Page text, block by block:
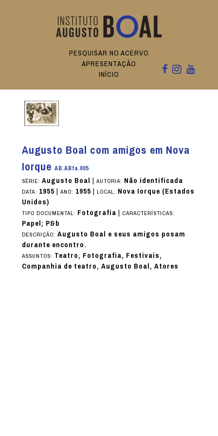
PESQUISAR NO ACERVO
APRESENTAÇÃO
INÍCIO
Augusto Boal com amigos em Nova
Iorque AB.ABfa.005
SÉRIE: Augusto Boal | AUTORIA: Não identificada
DATA: 1955| ANO: 1955| LOCAL: Nova Iorque (Estados
Unidos)
TIPO DOCUMENTAL: Fotografia| CARACTERÍSTICAS:
Papel; P&b
DESCRIÇÃO: Augusto Boal e seus amigos posam
durante encontro.
ASSUNTOS: Teatro, Fotografia, Festivais,
Companhia de teatro, Augusto Boal, Atores